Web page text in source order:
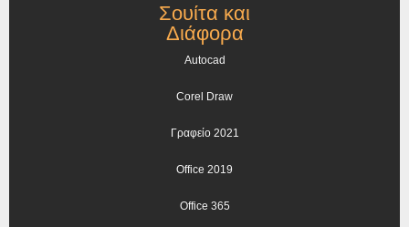
Σουίτα και
Διάφορα
Autocad
Corel Draw
Γραφείο 2021
Office 2019
Office 365